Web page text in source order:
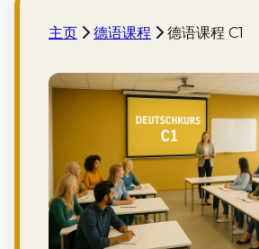
主页 德语课程 德语课程 C1